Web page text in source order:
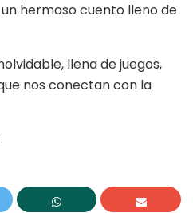
hermoso cuento lleno de
llena de juegos,
nos conectan con la